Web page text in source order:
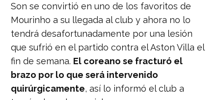
Son se convirtió en uno de los favoritos de
Mourinho a su llegada al club y ahora no lo
tendrá desafortunadamente por una lesión
que sufrió en el partido contra el Aston Villa el
fin de semana. El coreano se fracturó el
brazo por lo que será intervenido
quirúrgicamente, así lo informó el club a